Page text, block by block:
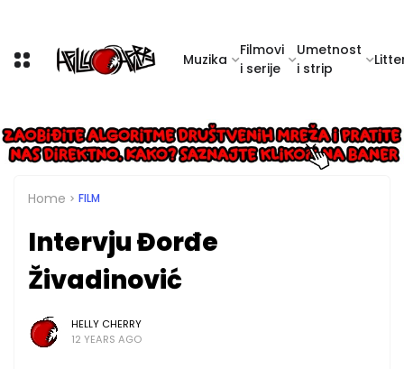
Muzika
Filmovi
i serije
Umetnost
i strip
Home FILM
Intervju Đorđe
Živadinović
HELLY CHERRY
12 YEARS AGO